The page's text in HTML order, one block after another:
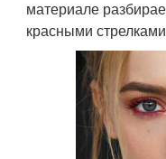
материале
красными